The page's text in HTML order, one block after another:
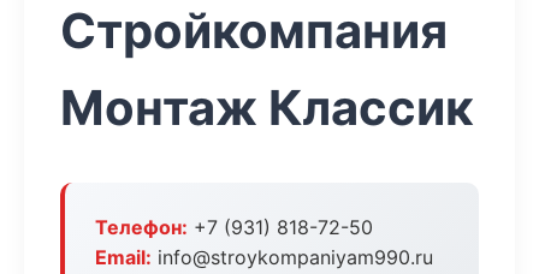
Стройкомпания
Монтаж Классик
Телефон: +7 (931) 818-72-50
Email: info@stroykompaniyam990.ru